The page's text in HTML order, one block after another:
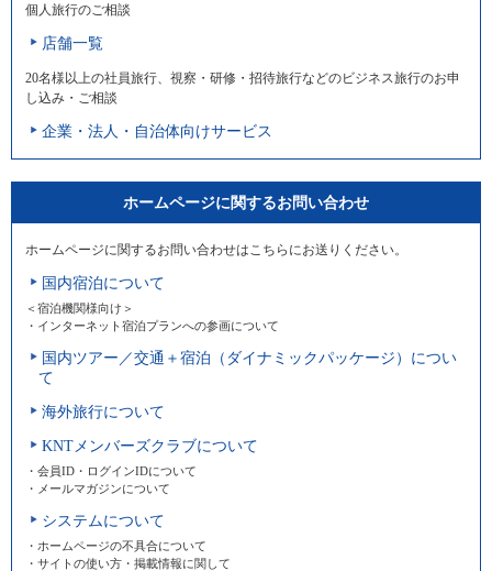
個人旅行のご相談
店舗一覧
20名様以上の社員旅行、視察・研修・招待旅行などのビジネス旅行のお申
し込み・ご相談
企業・法人・自治体向けサービス
ホームページに関するお問い合わせ
ホームページに関するお問い合わせはこちらにお送りください。
国内宿泊について
＜宿泊機関様向け＞
・インターネット宿泊プランへの参画について
国内ツアー／交通＋宿泊（ダイナミックパッケージ）につい
て
海外旅行について
KNTメンバーズクラブについて
・会員ID・ログインIDについて
・メールマガジンについて
システムについて
・ホームページの不具合について
・サイトの使い方・掲載情報に関して